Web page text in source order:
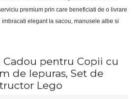
premium prin care beneficiati de o livrare
elegant la sacou, manusele albe si
pentru Copii cu
de Iepuras, Set de
Lego